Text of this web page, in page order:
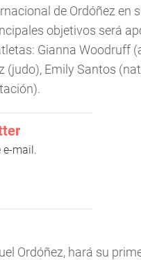
de Ordóñez en
objetivos será
Gianna Woodruff
Emily Santos
e-mail.
Ordóñez, hará su